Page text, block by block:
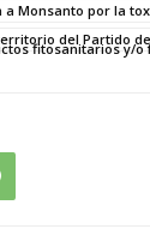
a Monsanto por la
del Partido
fitosanitarios y/